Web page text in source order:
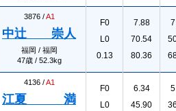
3876 /A1
中辻 崇人
福岡 / 福岡
47歳 / 52.3kg
F0
L0
0.13
7.88
70.54
80.36
4136 /A1
江夏 満
F0
L0
6.34
45.90